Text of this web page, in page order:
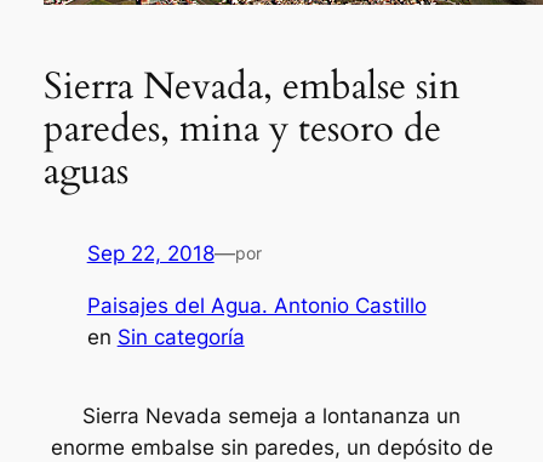
Sierra Nevada, embalse sin
paredes, mina y tesoro de
aguas
Sep 22, 2018—por
Paisajes del Agua. Antonio Castillo
en Sin categoría
Sierra Nevada semeja a lontananza un
enorme embalse sin paredes, un depósito de